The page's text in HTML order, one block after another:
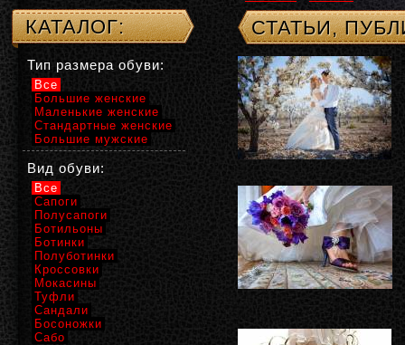
СТАТЬИ,
КАТАЛОГ:
Тип размера обуви:
Все
Большие женские
Маленькие женские
Стандартные женские
Большие мужские
Вид обуви:
Все
Сапоги
Полусапоги
Ботильоны
Ботинки
Полуботинки
Кроссовки
Мокасины
Туфли
Сандали
Босоножки
Сабо